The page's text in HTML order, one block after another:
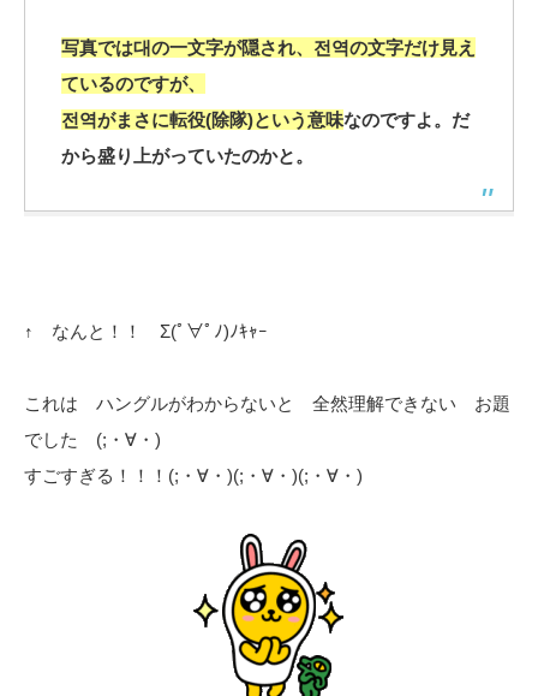
写真では대の一文字が隠され、전역の文字だけ見え
ているのですが、
전역がまさに転役(除隊)という意味なのですよ。だ
から盛り上がっていたのかと。
↑ なんと！！ Σ(ﾟ∀ﾟﾉ)ﾉｷｬｰ
これは ハングルがわからないと 全然理解できない お題
でした (;・∀・)
すごすぎる！！！(;・∀・)(;・∀・)(;・∀・)